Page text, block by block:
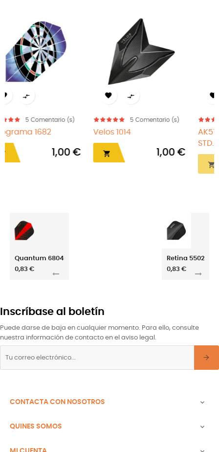
(s)
1,00 €
5Comentario (s)
AK57 Rost T19 Big Wing
11,61 €
5
Nylon verde

Quantum 6804
0,83 €
Retina 5502
0,83 €
Inscríbase al boletín
Puede darse de baja en cualquier momento. Para ello, consulte
nuestra información de contacto en el aviso legal.
CONTACTA CON NOSOTROS 
QUINES SOMOS 